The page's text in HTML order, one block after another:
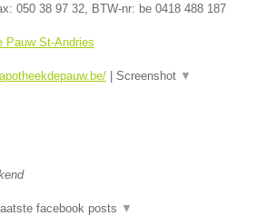
050 38 97 32 , BTW-nr: be 0418 488 187
Pauw St-Andries
| Screenshot ▼
facebook posts ▼